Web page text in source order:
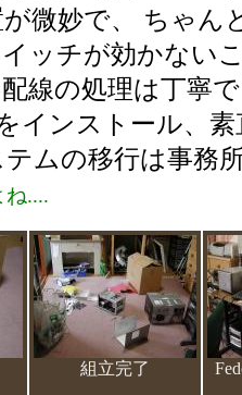
が微妙で、 ちゃん
ッチが効かない
線の処理は丁寧
インストール、
ムの移行は事務
ね....
組立完了